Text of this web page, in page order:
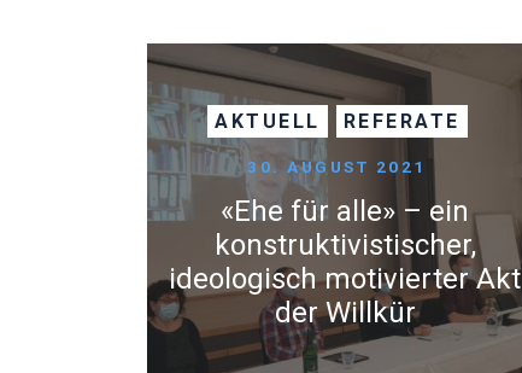
AKTUELL REFERATE
30. AUGUST 2021
«Ehe für alle» – ein
konstruktivistischer,
ideologisch motivierter Akt
der Willkür